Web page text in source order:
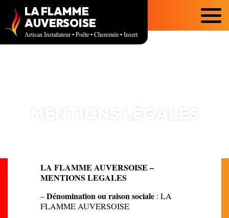
LA FLAMME
AUVERSOISE
Artisan Installateur • Poêle • Cheminée • Insert
Menu
MENTIONS LÉGALES
LA FLAMME AUVERSOISE –
MENTIONS LEGALES
–Dénomination ou raison sociale : LA
FLAMME AUVERSOISE